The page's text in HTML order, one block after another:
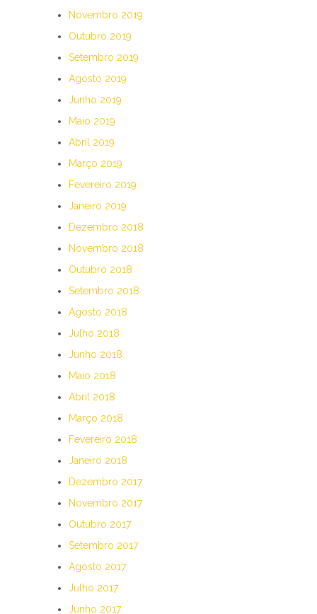
Novembro 2019
Outubro 2019
Setembro 2019
Agosto 2019
Junho 2019
Maio 2019
Abril 2019
Março 2019
Fevereiro 2019
Janeiro 2019
Dezembro 2018
Novembro 2018
Outubro 2018
Setembro 2018
Agosto 2018
Julho 2018
Junho 2018
Maio 2018
Abril 2018
Março 2018
Fevereiro 2018
Janeiro 2018
Dezembro 2017
Novembro 2017
Outubro 2017
Setembro 2017
Agosto 2017
Julho 2017
Junho 2017